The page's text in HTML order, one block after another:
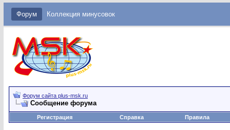
Форум Коллекция минусовок
Форум сайта plus-msk.ru
Сообщение форума
Регистрация Справка Правила